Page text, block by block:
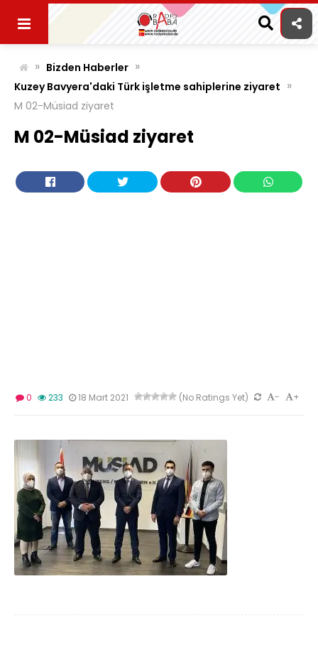
content
» Bizden Haberler »
Kuzey Bavyera'daki Türk işletme sahiplerine ziyaret »
M 02-Müsiad ziyaret
M 02-Müsiad ziyaret
0 233 18 Mart 2021 (No Ratings Yet) +
-